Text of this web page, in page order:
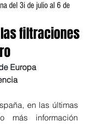
del 3i de julio al 6 de
las filtraciones
Europa
en las últimas
más información